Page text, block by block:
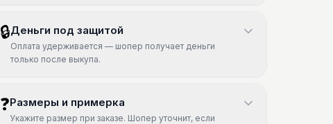
🔒Деньги под защитой
Оплата удерживается — шопер получает деньги
только после выкупа.
❓Размеры и примерка
Укажите размер при заказе. Шопер уточнит, если